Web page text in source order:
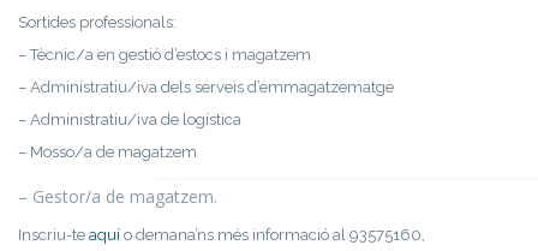
Sortides professionals:
– Tècnic/a en gestió d’estocs i magatzem
– Administratiu/iva dels serveis d’emmagatzematge
– Administratiu/iva de logística
– Mosso/a de magatzem
– Gestor/a de magatzem.
Inscriu-te aquí o demana’ns més informació al 93575160,